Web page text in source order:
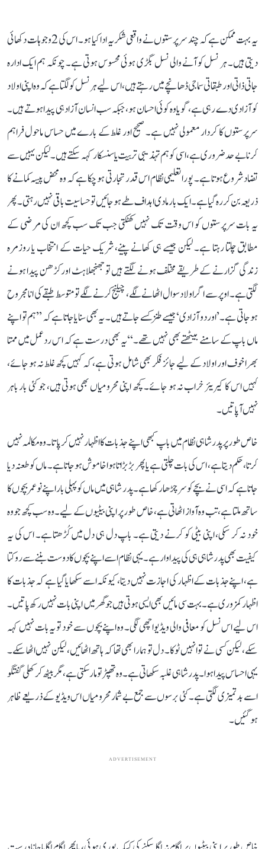
یہ بہت ممکن ہے کہ چند سرپرستوں نے واقعی شکریہ ادا کیا ہو۔ اس کی 2 وجوہات دکھائی
دیتی ہیں۔ ہر نسل کو آنے والی نسل بگڑی ہوئی محسوس ہوتی ہے۔ چونکہ ہم ایک ادارہ
جاتی ذاتی اور طبقاتی سماجی ڈھانچے میں رہتے ہیں، اس لیے ہر نسل کو لگتا ہے کہ وہ اپنی اولاد
کو آزادی دے رہی ہے، گویا وہ کوئی احسان ہو، جبکہ سب انسان آزاد ہی پیدا ہوتے ہیں۔
سرپرستوں کا کردار معمولی نہیں ہے۔ صحیح اور غلط کے بارے میں حساس ماحول فراہم
کرنا بے حد ضروری ہے، اسی کو ہم تہذیبی تربیت یا سنسکار کہہ سکتے ہیں۔ لیکن یہیں سے
تضاد شروع ہوتا ہے۔ پورا تعلیمی نظام اس قدر تجارتی ہو چکا ہے کہ وہ محض پیسہ کمانے کا
ذریعہ بن کر رہ گیا ہے۔ ایک بار مادی اہداف طے ہو جائیں تو حساسیت باقی نہیں رہتی۔ پھر
یہ بات سرپرستوں کو اس وقت تک نہیں کھٹکتی جب تک سب کچھ ان کی مرضی کے
مطابق چلتا رہتا ہے۔ لیکن جیسے ہی کھانے پینے، شریک حیات کے انتخاب یا روزمرہ
زندگی گزارنے کے طریقے مختلف ہونے لگتے ہیں تو جھنجھلاہٹ اور کڑھن پیدا ہونے
لگتی ہے۔ اوپر سے اگر اولاد سوال اٹھانے لگے، چیلنج کرنے لگے تو متوسط طبقے کی انا مجروح
ہو جاتی ہے۔’اور دو آزادی‘ جیسے طنز کسے جاتے ہیں۔ یہ بھی سنایا جاتا ہے کہ ’’ہم تو اپنے
ماں باپ کے سامنے بیٹھتے بھی نہیں تھے۔‘‘ یہ بھی درست ہے کہ اس ردعمل میں ممتا
بھرا خوف اور اولاد کے لیے جائز فکر بھی شامل ہوتی ہے، کہ کہیں کچھ غلط نہ ہو جائے،
کہیں اس کا کیریئر خراب نہ ہو جائے۔ کچھ اپنی محرومیاں بھی ہوتی ہیں، جو کئی بار باہر
نہیں آ پاتیں۔
خاص طور پر پدر شاہی نظام میں باپ کبھی اپنے جذبات کا اظہار نہیں کر پاتا۔ وہ مکالمہ نہیں
کرتا، حکم دیتا ہے، اس کی بات چلتی ہے یا پھر بڑبڑاتا ہوا خاموش ہو جاتا ہے۔ ماں کو طعنہ دیا
جاتا ہے کہ اسی نے بچے کو سر چڑھا رکھا ہے۔ پدر شاہی میں ماں کو پہلی بار اپنے نو عمر بچوں کا
ساتھ ملتا ہے، تب وہ آواز اٹھاتی ہے، خاص طور پر اپنی بیٹیوں کے لیے۔ وہ سب کچھ جو وہ
خود نہ کر سکی، اپنی بیٹی کو کرنے دیتی ہے۔ باپ دل ہی دل میں کُڑھتا ہے۔ اس کی یہ
کیفیت بھی پدر شاہی ہی کی پیداوار ہے۔ یہی نظام اسے اپنے بچوں کا دوست بننے سے روکتا
ہے، اپنے جذبات کے اظہار کی اجازت نہیں دیتا، کیونکہ اسے سکھایا گیا ہے کہ جذبات کا
اظہار کمزوری ہے۔ بہت سی مائیں بھی ایسی ہوتی ہیں جو گھر میں اپنی بات نہیں رکھ پاتیں۔
اس لیے اس نسل کو معافی والی ویڈیو اچھی لگی۔ وہ اپنے بچوں سے خود تو یہ بات نہیں کہہ
سکے، لیکن کسی نے تو انہیں ٹوکا۔ دل تو ہمارا بھی تھا کہ ہاتھ اٹھائیں، لیکن نہیں اٹھا سکے۔
یہی احساس پیدا ہوا۔ پدر شاہی غلبہ سکھاتی ہے۔ وہ تھپڑ تو مار سکتی ہے، مگر بیٹھ کر کھلی گفتگو
اسے بدتمیزی لگتی ہے۔ کئی برسوں سے جمع بے شمار محرومیاں اس ویڈیو کے ذریعے ظاہر
ہو گئیں۔
ADVERTISEMENT